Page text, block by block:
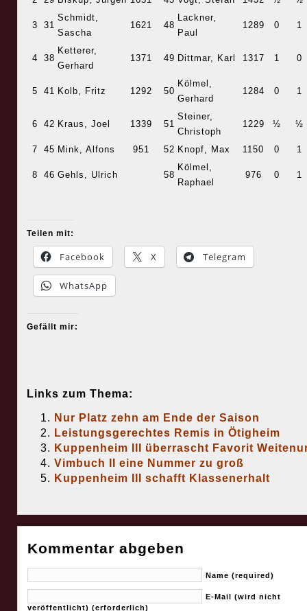
3 31
Schmidt,
Sascha
1621 48
Lackner,
Paul
1289 0 1
4 38
Ketterer,
Gerhard
1371 49 Dittmar, Karl 1317 1 0
5 41 Kolb, Fritz 1292 50
Kölmel,
Gerhard
1284 0 1
6 42 Kraus, Joel 1339 51
Steiner,
Christoph
1229 ½ ½
7 45 Mink, Alfons 951 52 Knopf, Max 1150 0 1
8 46 Gehls, Ulrich 58
Kölmel,
Raphael
976 0 1
Teilen mit:
Facebook X Telegram
WhatsApp
Gefällt mir:
Links zum Thema:
Nur Platz zehn am Ende der Saison
Leistungsgerechtes Remis in Ötigheim
Kuppenheim III überrascht Favorit
Vimbuch II eine Nummer zu groß
Kuppenheim III schafft Klassenerhalt
Kommentar abgeben
Name (required)
E-Mail (wird nicht
veröffentlicht) (erforderlich)